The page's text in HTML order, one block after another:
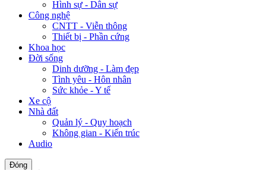
Hình sự - Dân sự
Công nghệ
CNTT - Viễn thông
Thiết bị - Phần cứng
Khoa học
Đời sống
Dinh dưỡng - Làm đẹp
Tình yêu - Hôn nhân
Sức khỏe - Y tế
Xe cộ
Nhà đất
Quản lý - Quy hoạch
Không gian - Kiến trúc
Audio
Đóng